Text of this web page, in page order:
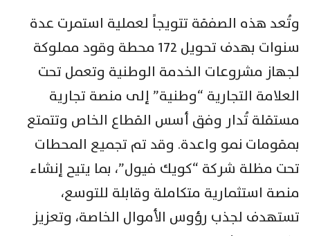
وتُعد هذه الصفقة تتويجاً لعملية استمرت عدة
سنوات بهدف تحويل 172 محطة وقود مملوكة
لجهاز مشروعات الخدمة الوطنية وتعمل تحت
العلامة التجارية “وطنية” إلى منصة تجارية
مستقلة تُدار وفق أسس القطاع الخاص وتتمتع
بمقومات نمو واعدة. وقد تم تجميع المحطات
تحت مظلة شركة “كويك فيول”، بما يتيح إنشاء
منصة استثمارية متكاملة وقابلة للتوسع،
تستهدف لجذب رؤوس الأموال الخاصة، وتعزيز